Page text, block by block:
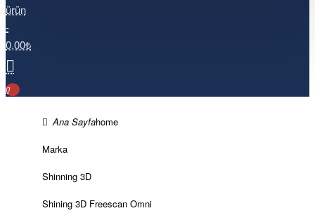
ürün
-
0,00₺
0
home
Marka
Shinning 3D
Shining 3D Freescan Omni